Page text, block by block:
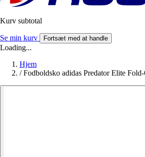
Kurv subtotal
Se min kurv Fortsæt med at handle
Loading...
Hjem
/ Fodboldsko adidas Predator Elite